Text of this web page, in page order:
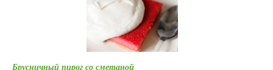
Брусничный пирог со сметаной